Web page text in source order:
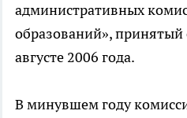
административных
образований»,
августе 2006 года.
В минувшем году